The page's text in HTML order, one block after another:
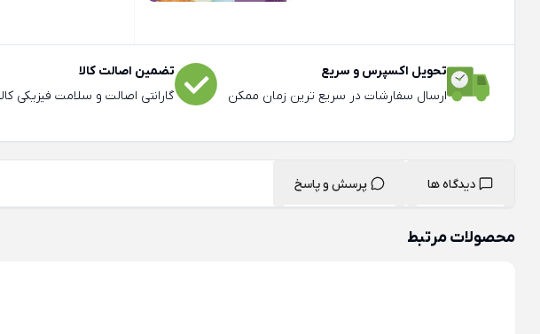
تحویل اکسپرس و سریع
ارسال سفارشات در سریع ترین زمان ممکن
تضمین اصالت کالا
گارانتی اصالت و سلامت فیزیکی
دیدگاه ها پرسش و پاسخ
محصولات مرتبط